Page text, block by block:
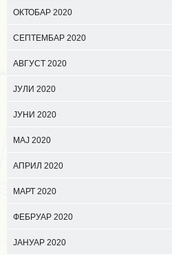
ОКТОБАР 2020
СЕПТЕМБАР 2020
АВГУСТ 2020
ЈУЛИ 2020
ЈУНИ 2020
МАЈ 2020
АПРИЛ 2020
МАРТ 2020
ФЕБРУАР 2020
ЈАНУАР 2020